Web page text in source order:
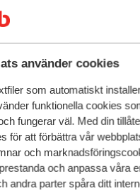
använder cookies
som automatiskt
funktionella cookies
fungerar väl. Med din
för att förbättra vår
och
och anpassa våra
andra parter spåra ditt